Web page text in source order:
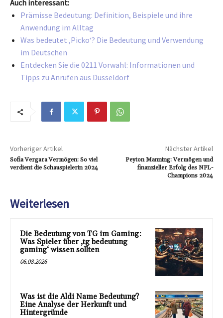
Auch interessant:
Prämisse Bedeutung: Definition, Beispiele und ihre
Anwendung im Alltag
Was bedeutet ‚Picko‘? Die Bedeutung und Verwendung
im Deutschen
Entdecken Sie die 0211 Vorwahl: Informationen und
Tipps zu Anrufen aus Düsseldorf
Vorheriger Artikel
Sofia Vergara Vermögen: So viel
verdient die Schauspielerin 2024
Nächster Artikel
Peyton Manning: Vermögen und
finanzieller Erfolg des NFL-
Champions 2024
Weiterlesen
Die Bedeutung von TG im Gaming:
Was Spieler über ‚tg bedeutung
gaming‘ wissen sollten
06.08.2026
Was ist die Aldi Name Bedeutung?
Eine Analyse der Herkunft und
Hintergründe